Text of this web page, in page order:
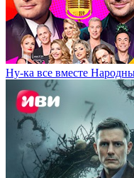
Ну-ка все вместе